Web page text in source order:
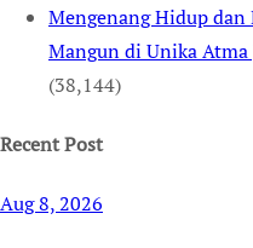
Mengenang Hidup dan
Mangun di Unika Atma
(38,144)
Recent Post
Aug 8, 2026